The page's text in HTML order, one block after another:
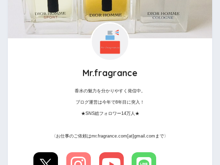
Mr.fragrance
香水の魅力を分かりやすく発信中。
ブログ運営は今年で8年目に突入！
★SNS総フォロワー14万人★
〈お仕事のご依頼はmr.fragrance.com[at]gmail.comまで〉